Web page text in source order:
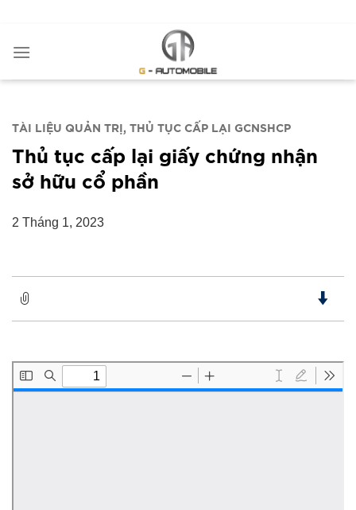
nội
TÀI LIỆU QUẢN TRỊ THỦ TỤC CẤP LẠI GCNSHCP
Thủ tục cấp lại giấy chứng nhận
sở hữu cổ phần
2 Tháng 1, 2023